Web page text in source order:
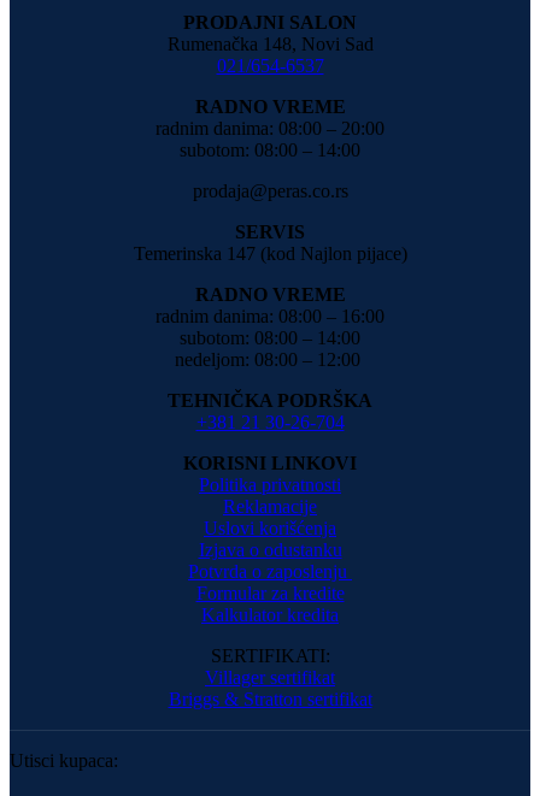
PRODAJNI SALON
Rumenačka 148, Novi Sad
021/654-6537
RADNO VREME
radnim danima: 08:00 – 20:00
subotom: 08:00 – 14:00
prodaja@peras.co.rs
SERVIS
Temerinska 147 (kod Najlon pijace)
RADNO VREME
radnim danima: 08:00 – 16:00
subotom: 08:00 – 14:00
nedeljom: 08:00 – 12:00
TEHNIČKA PODRŠKA
+381 21 30-26-704
KORISNI LINKOVI
Politika privatnosti
Reklamacije
Uslovi korišćenja
Izjava o odustanku
Potvrda o zaposlenju
Formular za kredite
Kalkulator kredita
SERTIFIKATI:
Villager sertifikat
Briggs & Stratton sertifikat
Utisci kupaca: